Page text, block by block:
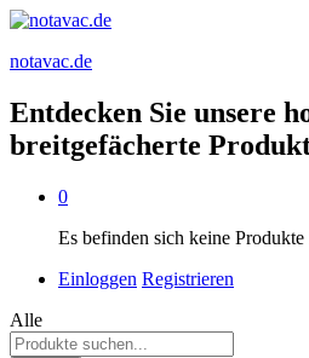
notavac.de
Entdecken Sie unsere
breitgefächerte
0
Es befinden sich keine
Einloggen Registrieren
Alle